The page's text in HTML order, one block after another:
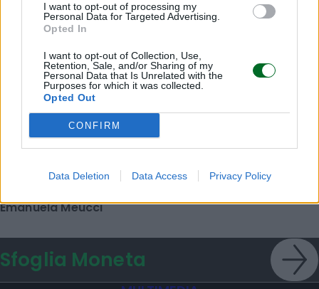
I want to opt-out of processing my
Personal Data for Targeted Advertising.
Opted In
I want to opt-out of Collection, Use,
Retention, Sale, and/or Sharing of my
Personal Data that Is Unrelated with the
Purposes for which it was collected.
Opted Out
CONFIRM
Data Deletion Data Access Privacy Policy
TENDENZE E SOSTENIBILITÀ
Ulivi, erba medica ed energia solare: le
rinnovabili sposano l'agricoltura
Redazione
IMPRESA E MANAGEMENT
"Col caldo record cambia anche lo
shopping: strategie per le aziende che non
vogliono veder colare a picco le vendite"
Emanuela Meucci
Sfoglia Moneta